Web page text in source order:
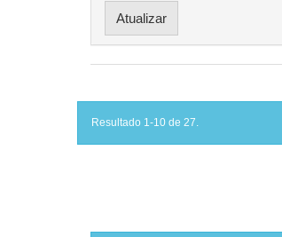
Resultado 1-10 de 27.